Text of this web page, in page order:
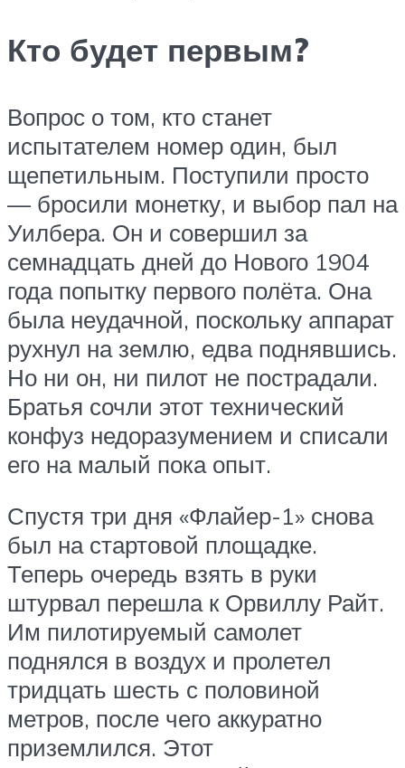
Кто будет первым?
Вопрос о том, кто станет
испытателем номер один, был
щепетильным. Поступили просто
— бросили монетку, и выбор пал на
Уилбера. Он и совершил за
семнадцать дней до Нового 1904
года попытку первого полёта. Она
была неудачной, поскольку аппарат
рухнул на землю, едва поднявшись.
Но ни он, ни пилот не пострадали.
Братья сочли этот технический
конфуз недоразумением и списали
его на малый пока опыт.
Спустя три дня «Флайер-1» снова
был на стартовой площадке.
Теперь очередь взять в руки
штурвал перешла к Орвиллу Райт.
Им пилотируемый самолет
поднялся в воздух и пролетел
тридцать шесть с половиной
метров, после чего аккуратно
приземлился. Этот